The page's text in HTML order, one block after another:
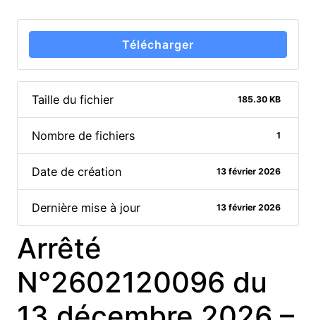
Télécharger
Taille du fichier 185.30 KB
Nombre de fichiers 1
Date de création 13 février 2026
Dernière mise à jour 13 février 2026
Arrêté
N°2602120096 du